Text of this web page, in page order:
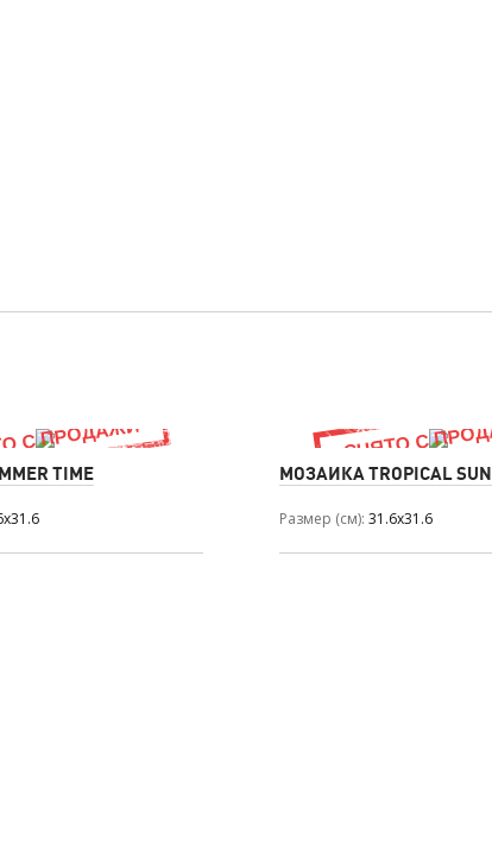
TIME МОЗАИКА TROPICAL SUN
Размер (см) 31.6x31.6